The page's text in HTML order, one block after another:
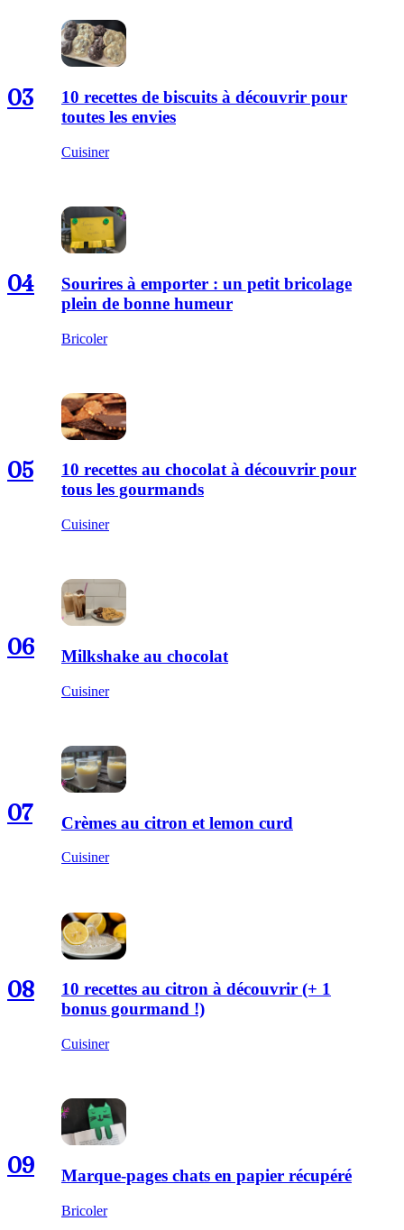
03
10 recettes de biscuits à découvrir pour
toutes les envies
Cuisiner
04
Sourires à emporter : un petit bricolage
plein de bonne humeur
Bricoler
05
10 recettes au chocolat à découvrir pour
tous les gourmands
Cuisiner
06 Milkshake au chocolat
Cuisiner
07 Crèmes au citron et lemon curd
Cuisiner
08
10 recettes au citron à découvrir (+ 1
bonus gourmand !)
Cuisiner
09 Marque-pages chats en papier récupéré
Bricoler